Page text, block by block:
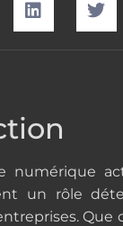
numérique
un rôle
Que